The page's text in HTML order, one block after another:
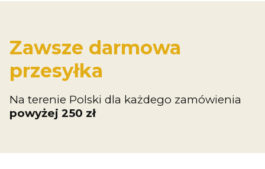
Zawsze darmowa
przesyłka
Na terenie Polski dla każdego zamówienia
powyżej 250 zł